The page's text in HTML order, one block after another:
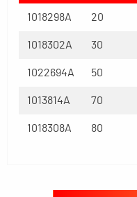
1018298A 20
1018302A 30
1022694A 50
1013814A 70
1018308A 80